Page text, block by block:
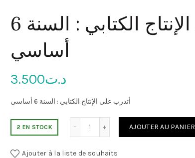
أتدرب على الإنتاج الكتابي : السنة 6
أساسي
د.ت3.500
أتدرب على الإنتاج الكتابي : السنة 6 أساسي
2 EN STOCK AJOUTER AU PANIER
Ajouter à la liste de souhaits